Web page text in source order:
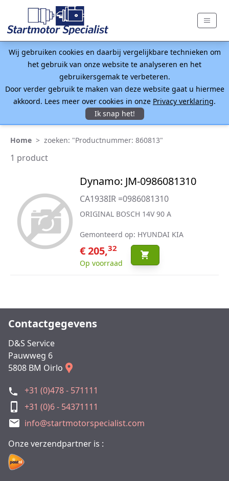
Wij gebruiken cookies en daarbij vergelijkbare technieken om
het gebruik van onze website te analyseren en het
gebruikersgemak te verbeteren.
Door verder gebruik te maken van deze website gaat u hiermee
akkoord. Lees meer over cookies in onze Privacy verklaring.
Ik snap het!
Home > zoeken: "Productnummer: 860813"
1 product
Dynamo: JM-0986081310
CA1938IR =0986081310
ORIGINAL BOSCH 14V 90 A
Gemonteerd op: HYUNDAI KIA
€ 205,32
Op voorraad
Contactgegevens
D&S Service
Pauwweg 6
5808 BM Oirlo
+31 (0)478 - 571111
+31 (0)6 - 54371111
info@startmotorspecialist.com
Onze verzendpartner is :